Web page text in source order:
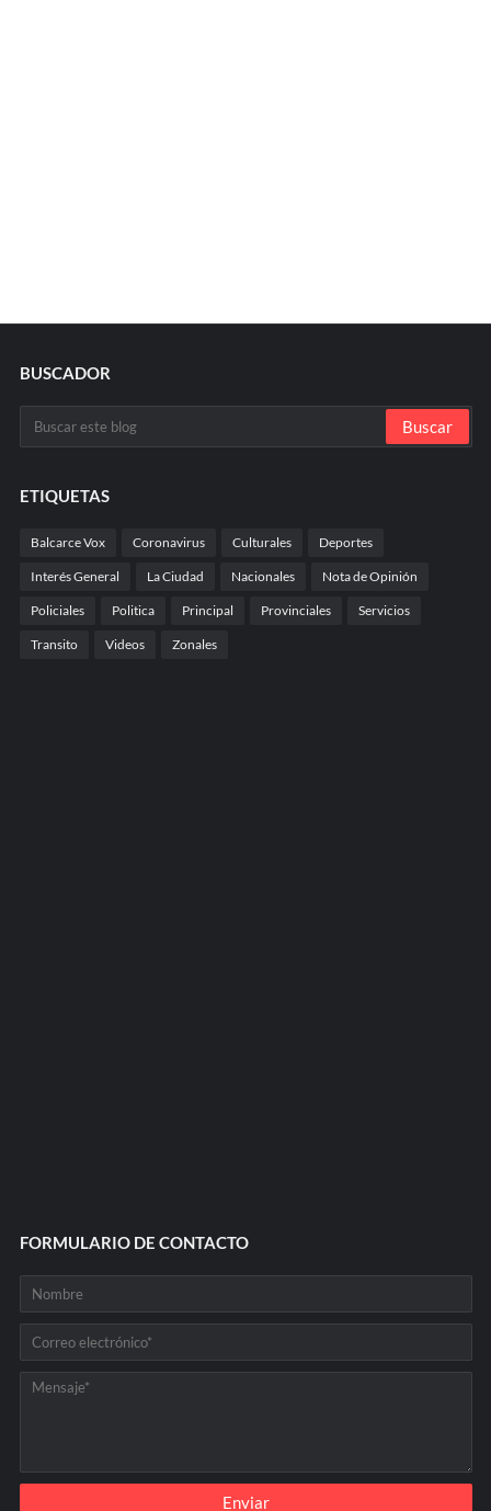
BUSCADOR
ETIQUETAS
Balcarce Vox Coronavirus Culturales Deportes
Interés General La Ciudad Nacionales Nota de Opinión
Policiales Politica Principal Provinciales Servicios
Transito Videos Zonales
FORMULARIO DE CONTACTO